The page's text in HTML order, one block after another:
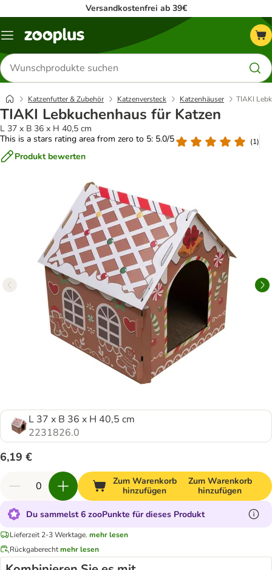
Versandkostenfrei ab 39€
Menü
Produkte
suchen
Katzenfutter & Zubehör Katzenversteck Katzenhäuser TIAKI
TIAKI Lebkuchenhaus für Katzen
L 37 x B 36 x H 40,5 cm
This is a stars rating area from zero to 5: 5.0/5
(1)
Produkt bewerten
L 37 x B 36 x H 40,5 cm
2231826.0
6,19 €
Zum Warenkorb
hinzufügen
Zum Warenkorb
hinzufügen
Du sammelst 6 zooPunkte für dieses Produkt
Lieferzeit 2-3 Werktage. mehr lesen
Rückgaberechtmehr lesen